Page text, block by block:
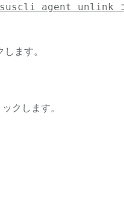
agent unlink コ
ます。
クします。